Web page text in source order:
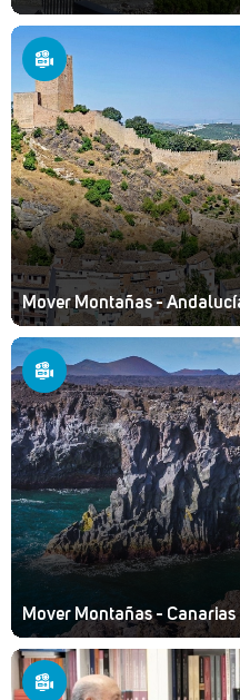
Mover Montañas -
Mover Montañas -